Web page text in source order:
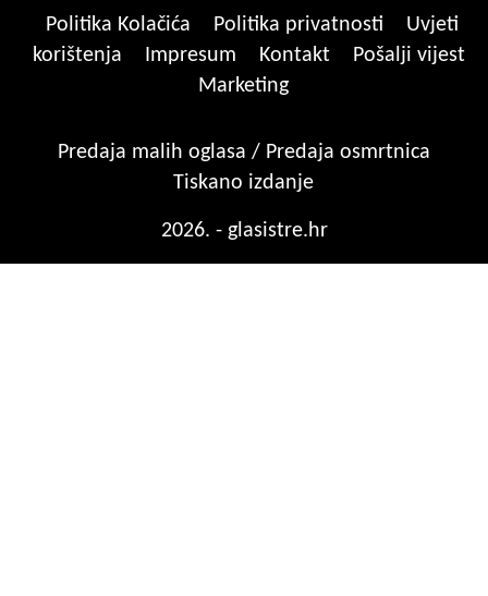
Politika Kolačića Politika privatnosti
Uvjeti
korištenja
Impresum Kontakt
Pošalji vijest
Marketing
Predaja malih oglasa / Predaja osmrtnica
Tiskano izdanje
2026. - glasistre.hr